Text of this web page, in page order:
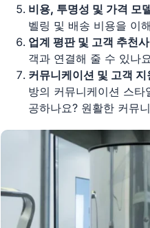
비용, 투명성 및 가격 모
벨링 및 배송 비용을 이
업계 평판 및 고객 추천
객과 연결해 줄 수 있나
커뮤니케이션 및 고객 지
방의 커뮤니케이션 스
공하나요? 원활한 커뮤